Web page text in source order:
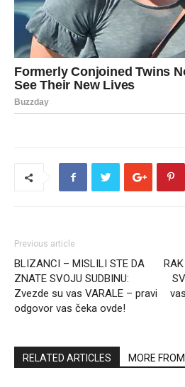
Previous article
BLIZANCI – MISLILI STE DA
ZNATE SVOJU SUDBINU:
Zvezde su vas VARALE – pravi
odgovor vas čeka ovde!
RELATED ARTICLES MORE